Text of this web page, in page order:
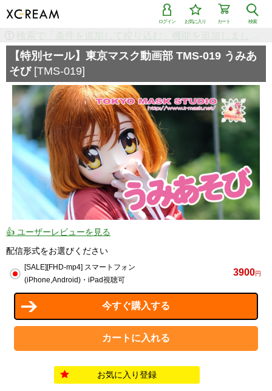
検索
カート
お気に入り
ログイン
【特別セール】東京マスク動画部 TMS-019 うみあ
そび [TMS-019]
👍 ユーザーレビューを見る
配信形式をお選びください
[SALE][FHD-mp4] スマートフォン
(iPhone,Android)・iPad視聴可
3900円
お気に入り登録